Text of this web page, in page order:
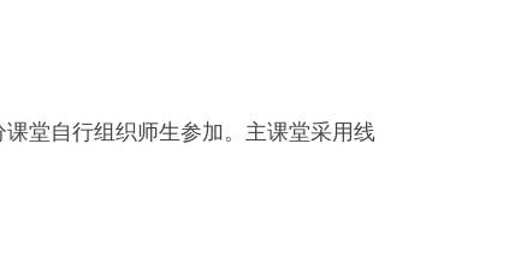
堂自行组织师生参加。主课堂采用线